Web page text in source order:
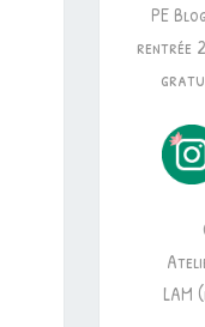
PE
rentrée
LAM